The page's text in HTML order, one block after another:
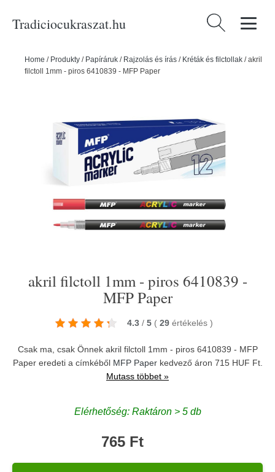
Tradiciocukraszat.hu Keresés:
Home / Produkty / Papíráruk / Rajzolás és írás / Kréták és filctollak /akril
filctoll 1mm - piros 6410839 - MFP Paper
akril filctoll 1mm - piros 6410839 -
MFP Paper
4.3 / 5 ( 29 értékelés )
Csak ma, csak Önnek akril filctoll 1mm - piros 6410839 - MFP
Paper eredeti a címkéből MFP Paperkedvező áron 715 HUF Ft.
Mutass többet »
Elérhetőség: Raktáron > 5 db
765 Ft